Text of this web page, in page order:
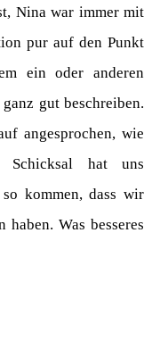
Nina war immer mit
pur auf den Punkt
ein oder anderen
gut beschreiben.
angesprochen, wie
hat uns
kommen, dass wir
Was besseres